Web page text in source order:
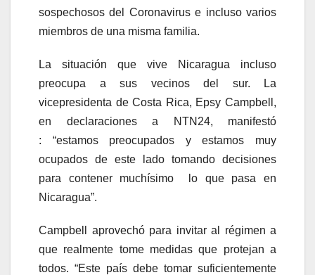
sospechosos del Coronavirus e incluso varios
miembros de una misma familia.
La situación que vive Nicaragua incluso
preocupa a sus vecinos del sur. La
vicepresidenta de Costa Rica, Epsy Campbell,
en declaraciones a NTN24, manifestó
: “estamos preocupados y estamos muy
ocupados de este lado tomando decisiones
para contener muchísimo lo que pasa en
Nicaragua”.
Campbell aprovechó para invitar al régimen a
que realmente tome medidas que protejan a
todos. “Este país debe tomar suficientemente